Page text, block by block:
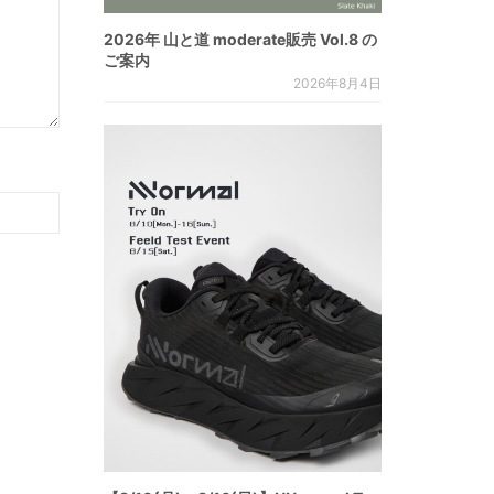
2026年 山と道 moderate販売 Vol.8 の
ご案内
2026年8月4日